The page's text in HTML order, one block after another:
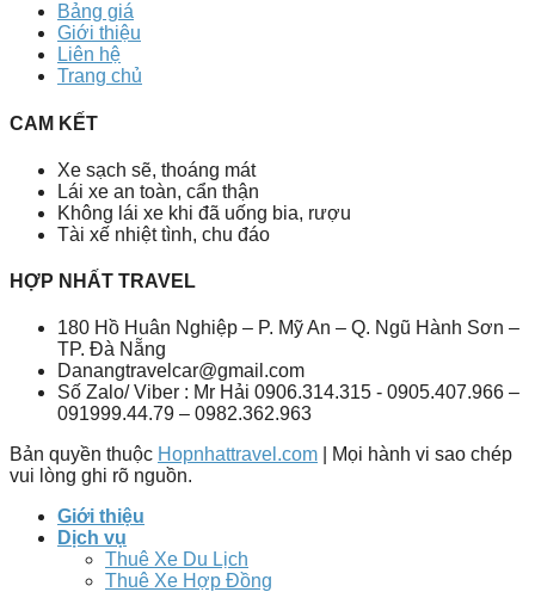
Bảng giá
Giới thiệu
Liên hệ
Trang chủ
CAM KẾT
Xe sạch sẽ, thoáng mát
Lái xe an toàn, cẩn thận
Không lái xe khi đã uống bia, rượu
Tài xế nhiệt tình, chu đáo
HỢP NHẤT TRAVEL
180 Hồ Huân Nghiệp – P. Mỹ An – Q. Ngũ Hành Sơn –
TP. Đà Nẵng
Danangtravelcar@gmail.com
Số Zalo/ Viber : Mr Hải 0906.314.315 - 0905.407.966 –
091999.44.79 – 0982.362.963
Bản quyền thuộc Hopnhattravel.com | Mọi hành vi sao chép
vui lòng ghi rõ nguồn.
Giới thiệu
Dịch vụ
Thuê Xe Du Lịch
Thuê Xe Hợp Đồng